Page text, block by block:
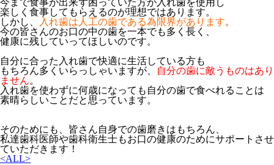
今まで食事が出来ず困っていた方が入れ歯を使用し
楽しく食事してもらえるのが理想ではあります。
しかし 、 入れ歯は人工の歯である為限界があります。
今の皆さんのお口の中の歯を一本でも多 く 長く、
健康に残していってほしいのです。
自分に合った入れ歯で快適に生活している方も
もちろん多くいらっしゃいますが、
自分の歯に敵うものはあり
ません。
入れ歯を使わずに何歳になっても自分の歯で食べれる ことは
素晴らしいことだと思っています。
そのためにも、皆さん自身での歯磨きはもちろん、
私達歯科医師や歯科衛生士もお口の健康のためにサポートさせ
ていただきます！
<ALL>